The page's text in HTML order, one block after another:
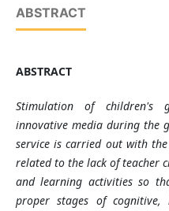
ABSTRACT
ABSTRACT
Stimulation of children's
innovative media during the
service is carried out with
related to the lack of teacher
and learning activities so
proper stages of cognitive,